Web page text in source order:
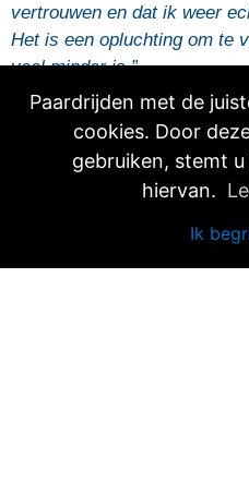
vertrouwen en dat ik weer
Het is een opluchting om te
veel minder is.”
JA! Ik wil een betere ruiter
Paardrijden met de
cookies. Door
gebruiken, stemt
hiervan.
Ik